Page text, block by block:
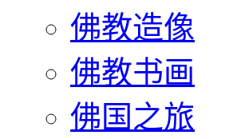
佛教造像
佛教书画
佛国之旅